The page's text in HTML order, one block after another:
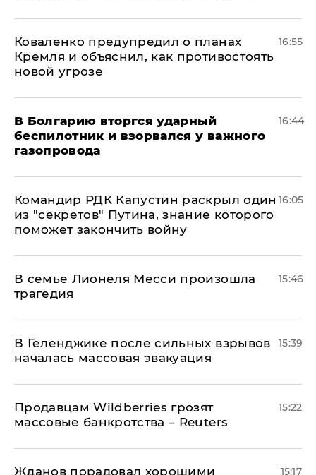
Коваленко предупредил о планах
Кремля и объяснил, как противостоять
новой угрозе
16:55
В Болгарию вторгся ударный
беспилотник и взорвался у важного
газопровода
16:44
Командир РДК Капустин раскрыл один
из "секретов" Путина, знание которого
поможет закончить войну
16:05
В семье Лионеля Месси произошла
трагедия
15:46
В Геленджике после сильных взрывов
началась массовая эвакуация
15:39
Продавцам Wildberries грозят
массовые банкротства – Reuters
15:22
Жданов порадовал хорошими
15:17